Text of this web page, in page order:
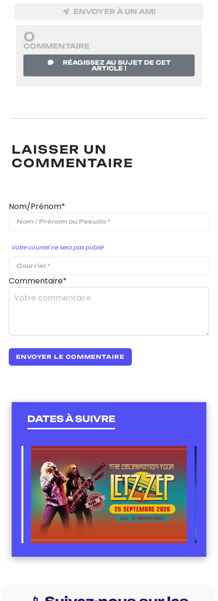
ENVOYER À UN AMI
0
COMMENTAIRE
RÉAGISSEZ AU SUJET DE CET
ARTICLE !
LAISSER UN
COMMENTAIRE
Nom/Prénom*
Votre courriel ne sera pas publié
Commentaire*
DATES À SUIVRE